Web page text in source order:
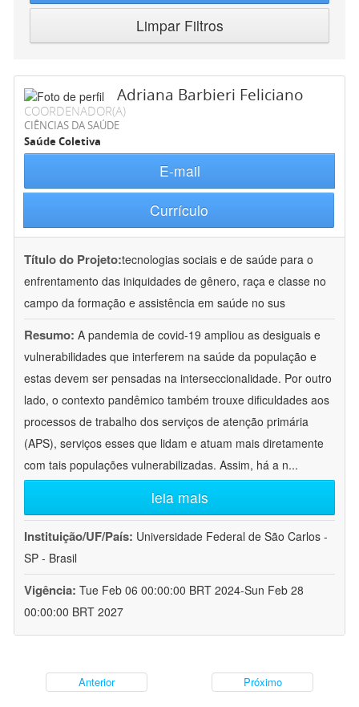
Limpar Filtros
Adriana Barbieri Feliciano
COORDENADOR(A)
CIÊNCIAS DA SAÚDE
Saúde Coletiva
E-mail
Currículo
Título do Projeto:tecnologias sociais e de saúde para o
enfrentamento das iniquidades de gênero, raça e classe no
campo da formação e assistência em saúde no sus
Resumo: A pandemia de covid-19 ampliou as desiguais e
vulnerabilidades que interferem na saúde da população e
estas devem ser pensadas na interseccionalidade. Por outro
lado, o contexto pandêmico também trouxe dificuldades aos
processos de trabalho dos serviços de atenção primária
(APS), serviços esses que lidam e atuam mais diretamente
com tais populações vulnerabilizadas. Assim, há a n...
leia mais
Instituição/UF/País: Universidade Federal de São Carlos -
SP - Brasil
Vigência: Tue Feb 06 00:00:00 BRT 2024-Sun Feb 28
00:00:00 BRT 2027
Anterior Próximo